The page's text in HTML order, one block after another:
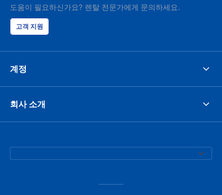
도움이 필요하신가요? 렌탈 전문가에게 문의하세요.
고객 지원
계정
회사 소개